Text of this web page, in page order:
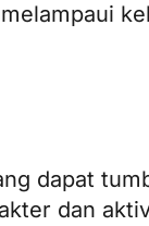
dapat
dan